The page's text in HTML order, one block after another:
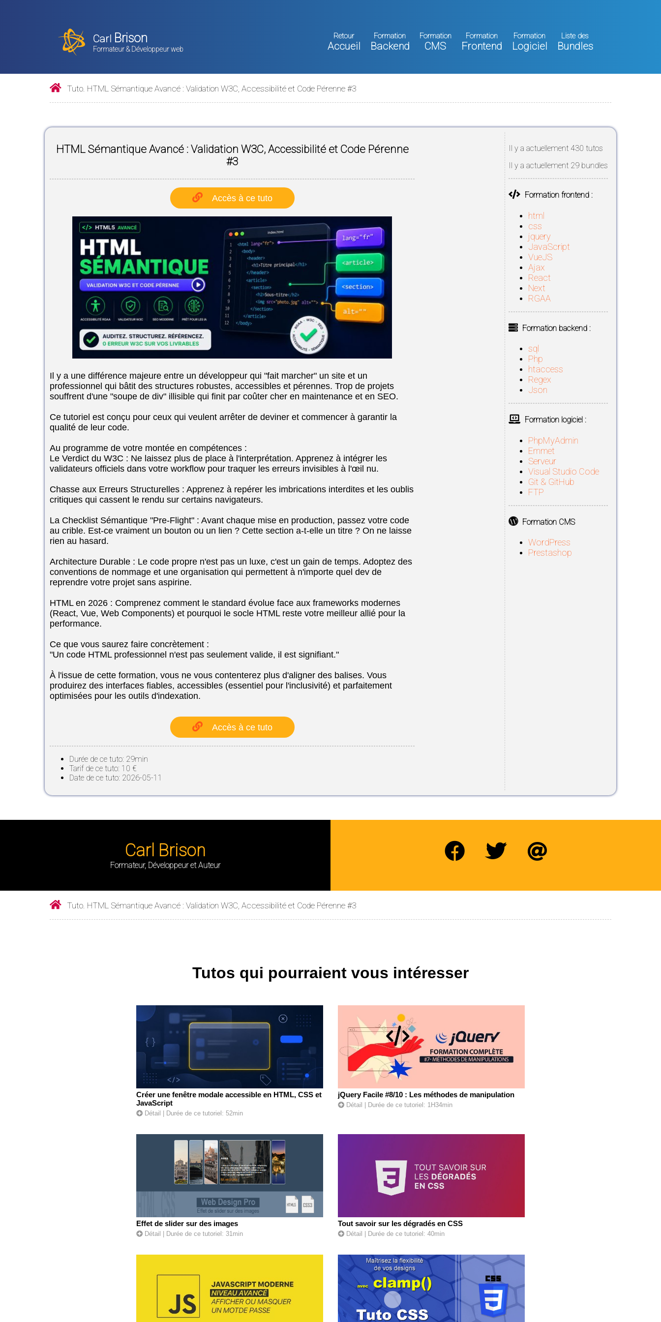
Carl Brison
Formateur & Développeur web
Retour
Accueil
Formation
Backend
Formation
CMS
Formation
Frontend
Formation
Logiciel
Liste des
Bundles
Tuto. HTML Sémantique Avancé : Validation W3C, Accessibilité et Code Pérenne #3
HTML Sémantique Avancé : Validation W3C, Accessibilité et Code Pérenne
#3
Accès à ce tuto
Il y a une différence majeure entre un développeur qui "fait marcher" un site et un
professionnel qui bâtit des structures robustes, accessibles et pérennes. Trop de projets
souffrent d'une "soupe de div" illisible qui finit par coûter cher en maintenance et en SEO.
Ce tutoriel est conçu pour ceux qui veulent arrêter de deviner et commencer à garantir la
qualité de leur code.
Au programme de votre montée en compétences :
Le Verdict du W3C : Ne laissez plus de place à l'interprétation. Apprenez à intégrer les
validateurs officiels dans votre workflow pour traquer les erreurs invisibles à l'œil nu.
Chasse aux Erreurs Structurelles : Apprenez à repérer les imbrications interdites et les oublis
critiques qui cassent le rendu sur certains navigateurs.
La Checklist Sémantique "Pre-Flight" : Avant chaque mise en production, passez votre code
au crible. Est-ce vraiment un bouton ou un lien ? Cette section a-t-elle un titre ? On ne laisse
rien au hasard.
Architecture Durable : Le code propre n'est pas un luxe, c'est un gain de temps. Adoptez des
conventions de nommage et une organisation qui permettent à n'importe quel dev de
reprendre votre projet sans aspirine.
HTML en 2026 : Comprenez comment le standard évolue face aux frameworks modernes
(React, Vue, Web Components) et pourquoi le socle HTML reste votre meilleur allié pour la
performance.
Ce que vous saurez faire concrètement :
"Un code HTML professionnel n'est pas seulement valide, il est signifiant."
À l'issue de cette formation, vous ne vous contenterez plus d'aligner des balises. Vous
produirez des interfaces fiables, accessibles (essentiel pour l'inclusivité) et parfaitement
optimisées pour les outils d'indexation.
Accès à ce tuto
Durée de ce tuto: 29min
Tarif de ce tuto: 10 €
Date de ce tuto: 2026-05-11
Il y a actuellement 430 tutos
Il y a actuellement 29 bundles
Formation frontend :
html
css
jquery
JavaScript
VueJS
Ajax
React
Next
RGAA
Formation backend :
sql
Php
htaccess
Regex
Json
Formation logiciel :
PhpMyAdmin
Emmet
Serveur
Visual Studio Code
Git & GitHub
FTP
Formation CMS
WordPress
Prestashop
Carl Brison
Formateur, Développeur et Auteur
Tuto. HTML Sémantique Avancé : Validation W3C, Accessibilité et Code Pérenne #3
Tutos qui pourraient vous intéresser
Créer une fenêtre modale accessible en HTML, CSS et
JavaScript
Détail | Durée de ce tutoriel: 52min
jQuery Facile #8/10 : Les méthodes de manipulation
Détail | Durée de ce tutoriel: 1H34min
Effet de slider sur des images
Détail | Durée de ce tutoriel: 31min
Tout savoir sur les dégradés en CSS
Détail | Durée de ce tutoriel: 40min